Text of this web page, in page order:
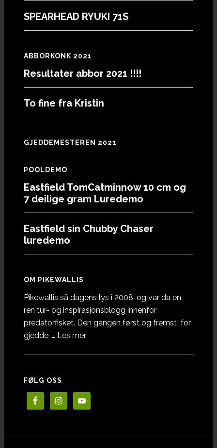
SPEARHEAD RYUKI 71S
ABBORKONK 2021
Resultater abbor 2021 !!!!
To fine fra Kristin
GJEDDEMESTEREN 2021
POOLDEMO
Eastfield TomCatminnow 10 cm og
7 deilige gram Luredemo
Eastfield sin Chubby Chaser
luredemo
OM PIKEWALLIS
Pikewallis så dagens lys i 2008, og var da en
ren tur- og inspirasjonsblogg innenfor
predatorfisket. Den gangen først og fremst for
gjedde. … Les meromOm
FØLG OSS